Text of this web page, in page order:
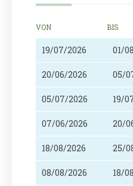
VON BIS
19/07/2026 01/
20/06/2026 05/
05/07/2026 19/
07/06/2026 20/
18/08/2026 25/
08/08/2026 18/